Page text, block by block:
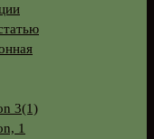
3(1)
1